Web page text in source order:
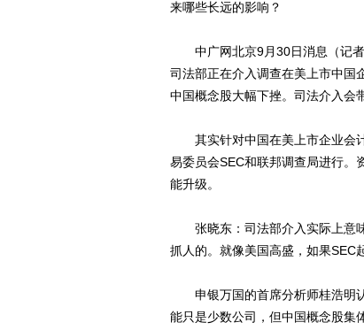
来哪些长远的影响？
中广网北京9月30日消息（记者
司法部正在介入调查在美上市中国
中国概念股大幅下挫。司法介入会
其实针对中国在美上市企业会计
易委员会SEC和联邦调查局进行。
能升级。
张晓东：司法部介入实际上意味
抓人的。就像美国高盛，如果SEC
申银万国的首席分析师桂浩明认
能只是少数公司，但中国概念股集